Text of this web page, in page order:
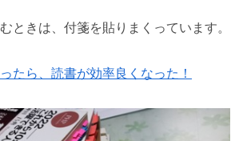
ときは、付箋を貼りまくっています。
たら、読書が効率良くなった！